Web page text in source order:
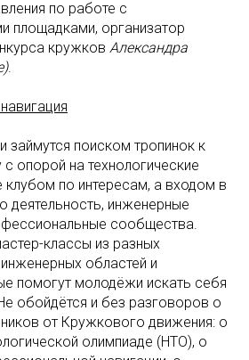
по работе с
площадками, организатор
кружков Александра
.
займутся поиском тропинок к
опорой на технологические
клубом по интересам, а входом в
деятельность, инженерные
сообщества.
классы из разных
областей и
помогут молодёжи искать себя
обойдётся и без разговоров о
от Кружкового движения: о
олимпиаде (НТО), о